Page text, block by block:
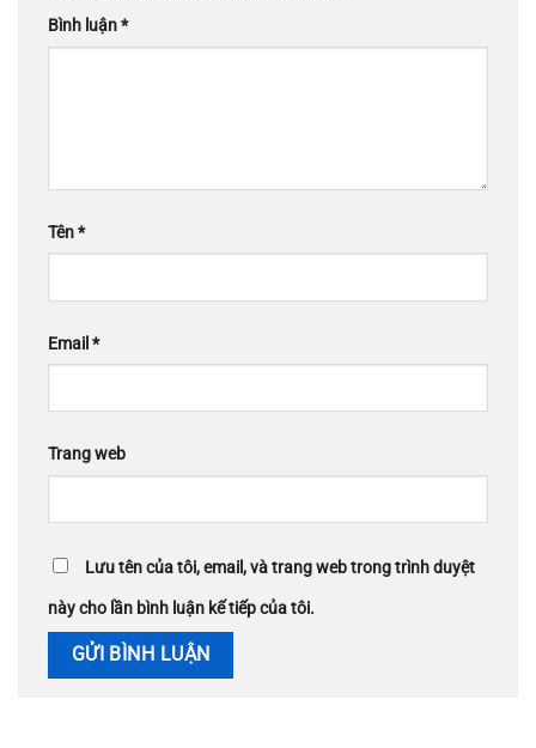
Bình luận*
Tên*
Email *
Trang web
Lưu tên của tôi, email, và trang web trong trình duyệt
này cho lần bình luận kế tiếp của tôi.